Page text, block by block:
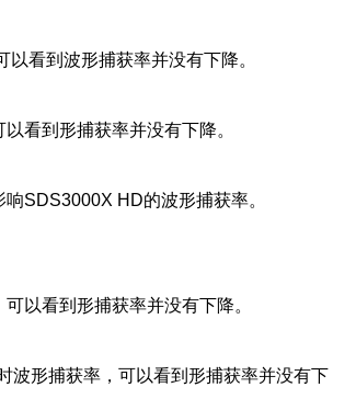
看到波形捕获率并没有下降。
看到形捕获率并没有下降。
SDS3000X HD的波形捕获率。
以看到形捕获率并没有下降。
形捕获率，可以看到形捕获率并没有下